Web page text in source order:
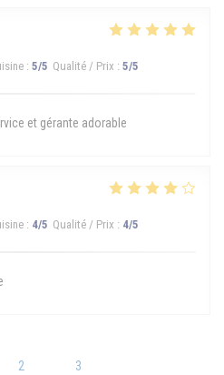
: 5/5 Qualité / Prix : 5/5
et gérante adorable
: 4/5 Qualité / Prix : 4/5
2 3